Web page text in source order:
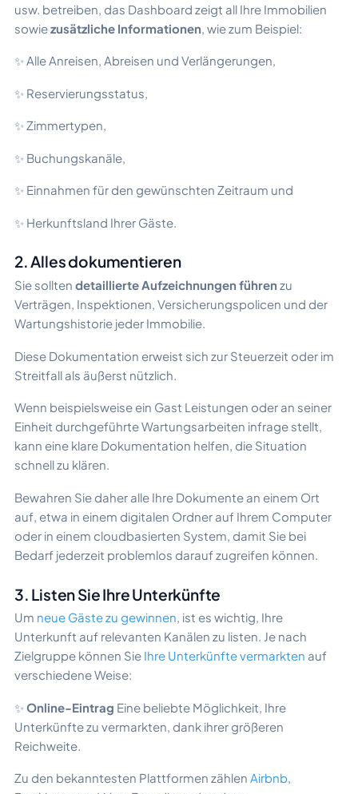
usw. betreiben, das Dashboard zeigt all Ihre Immobilien
sowiezusätzliche Informationen , wie zum Beispiel:
✨ Alle Anreisen, Abreisen und Verlängerungen,
✨ Reservierungsstatus,
✨ Zimmertypen,
✨ Buchungskanäle,
✨ Einnahmen für den gewünschten Zeitraum und
✨ Herkunftsland Ihrer Gäste.
2. Alles dokumentieren
Sie sollten detaillierte Aufzeichnungen führen zu
Verträgen, Inspektionen, Versicherungspolicen und der
Wartungshistorie jeder Immobilie.
Diese Dokumentation erweist sich zur Steuerzeit oder im
Streitfall als äußerst nützlich.
Wenn beispielsweise ein Gast Leistungen oder an seiner
Einheit durchgeführte Wartungsarbeiten infrage stellt,
kann eine klare Dokumentation helfen, die Situation
schnell zu klären.
Bewahren Sie daher alle Ihre Dokumente an einem Ort
auf, etwa in einem digitalen Ordner auf Ihrem Computer
oder in einem cloudbasierten System, damit Sie bei
Bedarf jederzeit problemlos darauf zugreifen können.
3. Listen Sie Ihre Unterkünfte
Um neue Gäste zu gewinnen, ist es wichtig, Ihre
Unterkunft auf relevanten Kanälen zu listen. Je nach
Zielgruppe können Sie Ihre Unterkünfte vermarkten auf
verschiedene Weise:
✨Online-Eintrag Eine beliebte Möglichkeit, Ihre
Unterkünfte zu vermarkten, dank ihrer größeren
Reichweite.
Zu den bekanntesten Plattformen zählen Airbnb,